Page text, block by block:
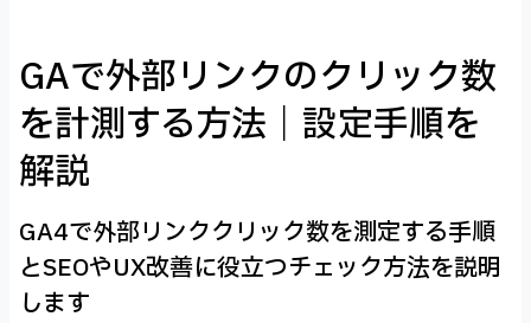
GAで外部リンクのクリック数
を計測する方法｜設定手順を
解説
GA4で外部リンククリック数を測定する手順
とSEOやUX改善に役立つチェック方法を説明
します